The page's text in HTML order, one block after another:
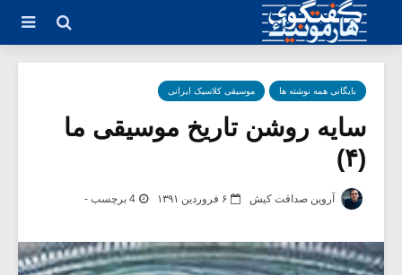
بایگانی همه نوشته ها موسیقی کلاسیک ایرانی
سایه روشن تاریخ موسیقی ما
(۴)
آروین صداقت کیش ۶ فروردین ۱۳۹۱ 4 برچسب -